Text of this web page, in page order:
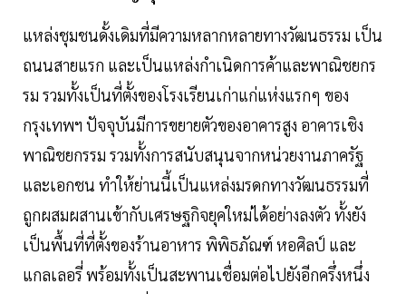
แหล่งชุมชนดั้งเดิมที่มีความหลากหลายทางวัฒนธรรม เป็น
ถนนสายแรก และเป็นแหล่งกำเนิดการค้าและพาณิชยกร
รม รวมทั้งเป็นที่ตั้งของโรงเรียนเก่าแก่แห่งแรกๆ ของ
กรุงเทพฯ ปัจจุบันมีการขยายตัวของอาคารสูง อาคารเชิง
พาณิชยกรรม รวมทั้งการสนับสนุนจากหน่วยงานภาครัฐ
และเอกชน ทำให้ย่านนี้เป็นแหล่งมรดกทางวัฒนธรรมที่
ถูกผสมผสานเข้ากับเศรษฐกิจยุคใหม่ได้อย่างลงตัว ทั้งยัง
เป็นพื้นที่ที่ตั้งของร้านอาหาร พิพิธภัณฑ์ หอศิลป์ และ
แกลเลอรี่ พร้อมทั้งเป็นสะพานเชื่อมต่อไปยังอีกครึ่งหนึ่ง